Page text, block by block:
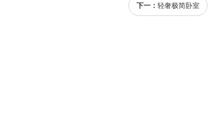
下一： 轻奢极简卧室